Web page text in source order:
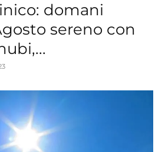
domani
sereno con